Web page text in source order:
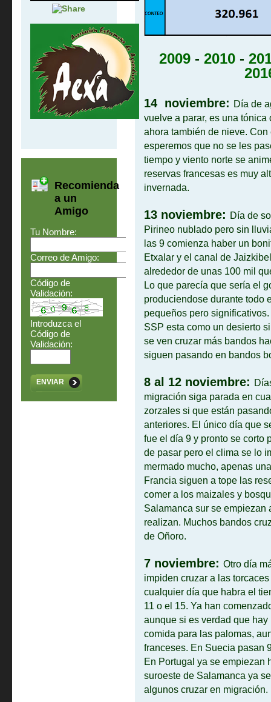
Recomienda
a un
Amigo
Tu Nombre:
Correo de Amigo:
Código de
Validación:
Introduzca el
Código de
Validación:
ENVIAR
2009- 2010-
14 noviembre: Día de
vuelve a parar, es una
ahora también de nieve.
esperemos que no se les
tiempo y viento norte se
reservas francesas es muy
invernada.
13 noviembre: Día de
Pirineo nublado pero sin
las 9 comienza haber un
Etxalar y el canal de
alrededor de unas 100 mil
Lo que parecía que sería el
produciendose durante todo
pequeños pero
SSP esta como un desierto
se ven cruzar más bandos
siguen pasando en bandos
8 al 12 noviembre:
migración siga parada en
zorzales si que están
anteriores. El único día que
fue el día 9 y pronto se corto
de pasar pero el clima se lo
mermado mucho, apenas
Francia siguen a tope las
comer a los maizales y
Salamanca sur se empiezan
realizan. Muchos bandos
de Oñoro.
7 noviembre: Otro día
impiden cruzar a las
cualquier día que habra el
11 o el 15. Ya han
aunque si es verdad que
comida para las palomas,
franceses. En Suecia pasan
En Portugal ya se empiezan
suroeste de Salamanca ya
algunos cruzar en migración.